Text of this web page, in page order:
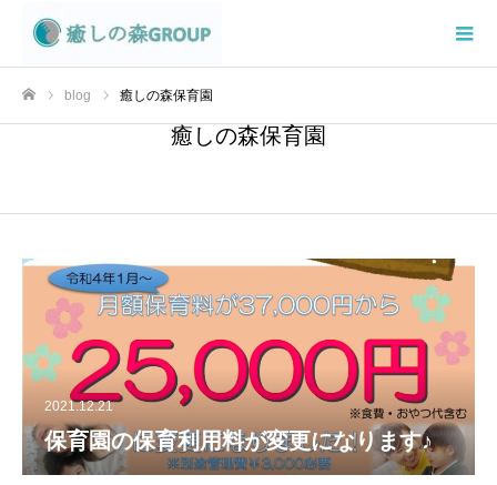
blog 癒しの森保育園
癒しの森保育園
2021.12.21
保育園の保育利用料が変更になります♪